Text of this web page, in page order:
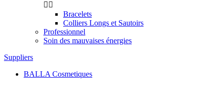
 
Bracelets
Colliers Longs et Sautoirs
Professionnel
Soin des mauvaises énergies
Suppliers
BALLA Cosmetiques